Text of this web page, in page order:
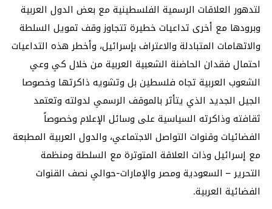
لتدهور العلاقات الرسمية الفلسطينية مع بعض الدول العربية
وبرودها مع أخرى تداعيات خطيرة تتجاوز وقف تمويل السلطة
والاتهامات المتبادلة والاعتراف بإسرائيل، وأخطر هذه التداعيات
احتمال فقدان الحاضنة الشعبية العربية من خلال كي وعي
الشعوب العربية تجاه فلسطين بل وتشويه ذاكرتها وخصوصا
الجيل الجديد الذي يتأثر بالموقف الرسمي لدولته وتعتمد
ثقافته وذاكرته السياسية على وسائل الإعلام وخصوصاً
الفضائيات وقنوات التواصل الاجتماعي، والدول العربية المطبعة
مع إسرائيل وذات العلاقة المتوترة مع السلطة ومنظمة
التحرير – السعودية ومصر والإمارات-حوالي نصف القنوات
الفضائية العربية.